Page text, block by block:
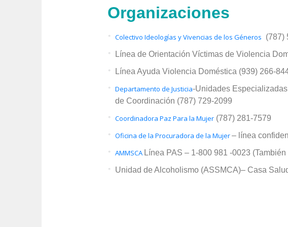
Organizaciones
Colectivo Ideologías y Vivencias de los Géneros (787)
Línea de Orientación Víctimas de Violencia
Línea Ayuda Violencia Doméstica (939) 266-
Departamento de Justicia-Unidades
de Coordinación (787) 729-2099
Coordinadora Paz Para la Mujer (787) 281-7579
Oficina de la Procuradora de la Mujer– línea
AMMSCA Línea PAS – 1-800 981 -0023
Unidad de Alcoholismo (ASSMCA)– Casa